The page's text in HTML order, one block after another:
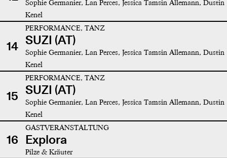
Sophie Germanier, Lan Perces, Jessica Tamsin Allemann, Dustin
Kenel
14
PERFORMANCE, TANZ
SUZI (AT)
Sophie Germanier, Lan Perces, Jessica Tamsin Allemann, Dustin
Kenel
15
PERFORMANCE, TANZ
SUZI (AT)
Sophie Germanier, Lan Perces, Jessica Tamsin Allemann, Dustin
Kenel
16
GASTVERANSTALTUNG
Explora
Pilze & Kräuter